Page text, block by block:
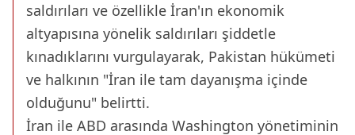
saldırıları ve özellikle İran'ın ekonomik
altyapısına yönelik saldırıları şiddetle
kınadıklarını vurgulayarak, Pakistan hükümeti
ve halkının "İran ile tam dayanışma içinde
olduğunu" belirtti.
İran ile ABD arasında Washington yönetiminin